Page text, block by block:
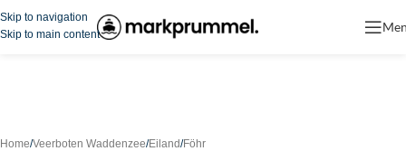
Skip to navigation
Skip to main content
Home/Veerboten Waddenzee/Eiland/Föhr